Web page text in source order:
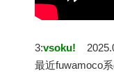
3:vsoku!
最近fuwamoco